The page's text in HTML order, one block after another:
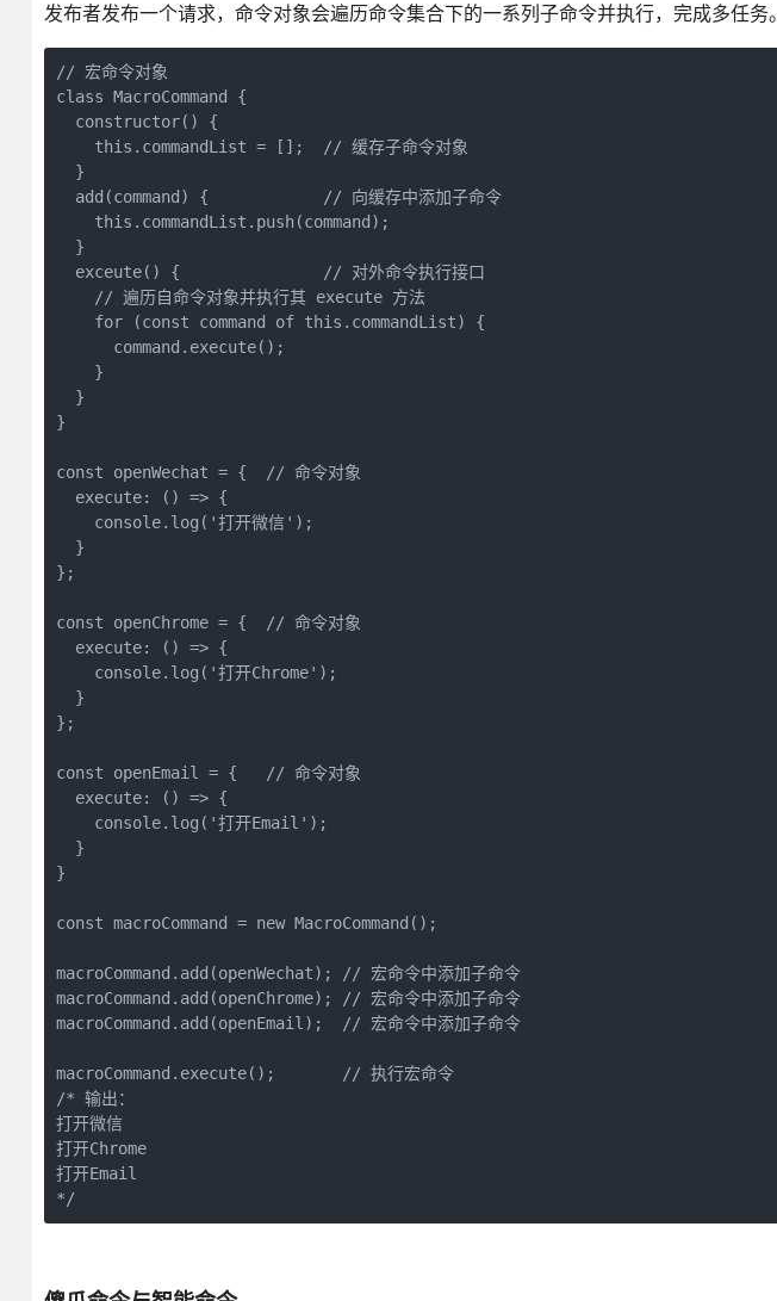
发布者发布一个请求，命令对象会遍历命令集合下的一系列子命令并执行，完成多任务。
// 宏命令对象
class MacroCommand {
  constructor() {
    this.commandList = [];  // 缓存子命令对象
  }
  add(command) {            // 向缓存中添加子命令
    this.commandList.push(command);
  }
  exceute() {               // 对外命令执行接口
    // 遍历自命令对象并执行其 execute 方法
    for (const command of this.commandList) {
      command.execute();
    }
  }
}
const openWechat = {  // 命令对象
  execute: () => {
    console.log('打开微信');
  }
};
const openChrome = {  // 命令对象
  execute: () => {
    console.log('打开Chrome');
  }
};
const openEmail = {   // 命令对象
  execute: () => {
    console.log('打开Email');
  }
}
const macroCommand = new MacroCommand();
macroCommand.add(openWechat); // 宏命令中添加子命令
macroCommand.add(openChrome); // 宏命令中添加子命令
macroCommand.add(openEmail);  // 宏命令中添加子命令
macroCommand.execute();       // 执行宏命令
/* 输出：
打开微信
打开Chrome
打开Email
*/